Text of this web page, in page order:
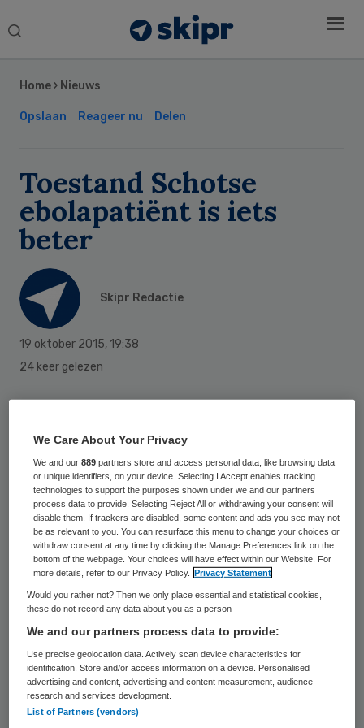
Search
Home › Nieuws
Opslaan Reageer nu Delen
Toestand Schotse
ebolapatiënt is iets
beter
Skipr Redactie
19 oktober 2015, 19:38
24 keer gelezen
Pauline Cafferkey gaat iets vooruit. De 39-
jarige verpleegkundige liep de ziekte vorig
jaar in Sierra Leone op, herstelde en kreeg
de ziekte plotseling in alle hevigheid terug.
Volgens het Royal Free Hospital in Londen,
waar Cafferkey momenteel verblijft, is de
toestand van de zieke veranderd van
‘kritiek naar ernstig ziek maar stabiel’. De
verpleegkundige lag wekenlang in Glasgow
in isolatie. Ze is de eerste persoon in Groot-
Brittannië bij wie de diagnose ebola werd
Sidebar
We Care About Your Privacy
We and our889 partners store and access personal data, like browsing data
or unique identifiers, on your device. Selecting I Accept enables tracking
technologies to support the purposes shown under we and our partners
process data to provide. Selecting Reject All or withdrawing your consent will
disable them. If trackers are disabled, some content and ads you see may not
be as relevant to you. You can resurface this menu to change your choices or
withdraw consent at any time by clicking the Manage Preferences link on the
bottom of the webpage. Your choices will have effect within our Website. For
more details, refer to our Privacy Policy.
Privacy Statement
Would you rather not? Then we only place essential and statistical cookies,
these do not record any data about you as a person
We and our partners process data to provide:
Use precise geolocation data. Actively scan device characteristics for
identification. Store and/or access information on a device. Personalised
advertising and content, advertising and content measurement, audience
research and services development.
List of Partners (vendors)